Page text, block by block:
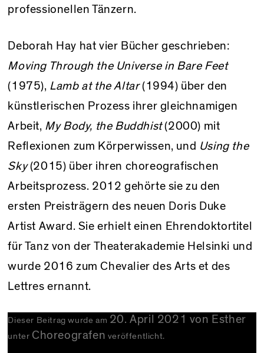
professionellen Tänzern.
Deborah Hay hat vier Bücher geschrieben:
Moving Through the Universe in Bare Feet
(1975), Lamb at the Altar(1994) über den
künstlerischen Prozess ihrer gleichnamigen
Arbeit, My Body, the Buddhist(2000) mit
Reflexionen zum Körperwissen, und Using the
Sky(2015) über ihren choreografischen
Arbeitsprozess. 2012 gehörte sie zu den
ersten Preisträgern des neuen Doris Duke
Artist Award. Sie erhielt einen Ehrendoktortitel
für Tanz von der Theaterakademie Helsinki und
wurde 2016 zum Chevalier des Arts et des
Lettres ernannt.
Dieser Beitrag wurde am 20. April 2021 von Esther
unter Choreografen veröffentlicht.